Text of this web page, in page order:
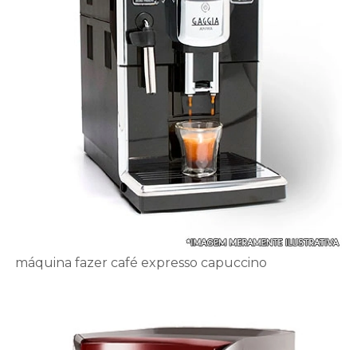
máquina fazer café expresso capuccino